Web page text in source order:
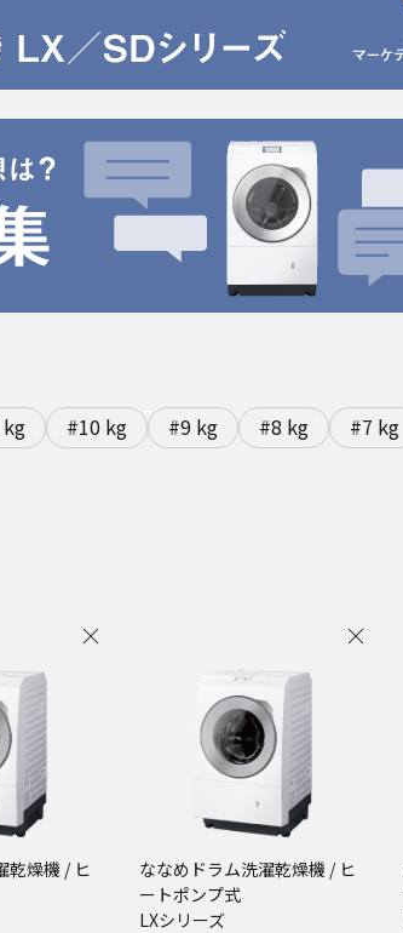
#10 kg #9 kg #8 kg #7 kg
乾燥機 / ヒ
ななめドラム洗濯乾燥機 / ヒ
ートポンプ式
LXシリーズ